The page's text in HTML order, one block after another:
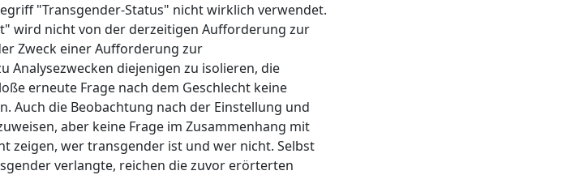
"Transgender-Status" nicht wirklich verwendet.
wird nicht von der derzeitigen Aufforderung zur
Zweck einer Aufforderung zur
diejenigen zu isolieren, die
erneute Frage nach dem Geschlecht keine
Auch die Beobachtung nach der Einstellung und
aber keine Frage im Zusammenhang mit
zeigen, wer transgender ist und wer nicht. Selbst
verlangte, reichen die zuvor erörterten